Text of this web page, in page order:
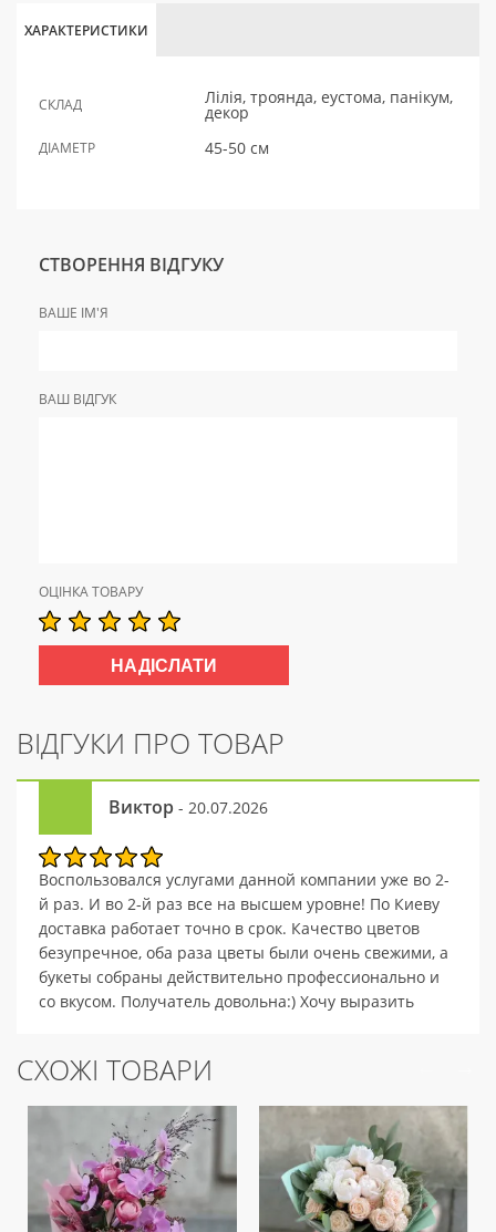
ХАРАКТЕРИСТИКИ
СКЛАД Лілія, троянда, еустома, панікум,
декор
ДІАМЕТР 45-50 см
СТВОРЕННЯ ВІДГУКУ
ВАШЕ ІМ'Я
ВАШ ВІДГУК
ОЦІНКА ТОВАРУ
ВІДГУКИ ПРО ТОВАР
Виктор - 20.07.2026
Воспользовался услугами данной компании уже во 2-
й раз. И во 2-й раз все на высшем уровне! По Киеву
доставка работает точно в срок. Качество цветов
безупречное, оба раза цветы были очень свежими, а
букеты собраны действительно профессионально и
со вкусом. Получатель довольна:) Хочу выразить
качестве пожелания, хотел бы отметить интерес к
разделе "Подарки", в частности, возможность
добавления в качестве подарка шампанского и
конфет.
СХОЖІ ТОВАРИ